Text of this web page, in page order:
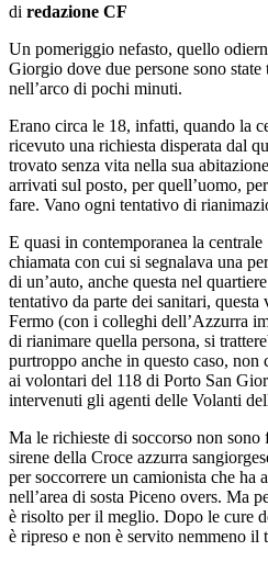
di redazione CF
Un pomeriggio nefasto, quello
Giorgio dove due persone sono
nell’arco di pochi minuti.
Erano circa le 18, infatti, quando la
ricevuto una richiesta disperata dal
trovato senza vita nella sua
arrivati sul posto, per quell’uomo,
fare. Vano ogni tentativo di
E quasi in contemporanea la
chiamata con cui si segnalava una
di un’auto, anche questa nel
tentativo da parte dei sanitari,
Fermo (con i colleghi dell’Azzurra
di rianimare quella persona, si
purtroppo anche in questo caso, non
ai volontari del 118 di Porto San
intervenuti gli agenti delle Volanti
Ma le richieste di soccorso non
sirene della Croce azzurra
per soccorrere un camionista che ha
nell’area di sosta Piceno overs. Ma
è risolto per il meglio. Dopo le cure
è ripreso e non è servito nemmeno il